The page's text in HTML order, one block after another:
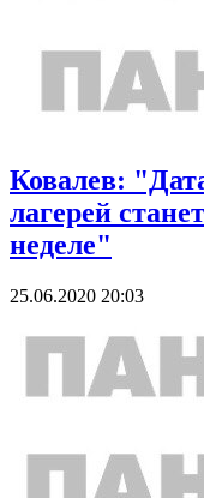
Ковалев:
лагерей
неделе"
25.06.2020 20:03